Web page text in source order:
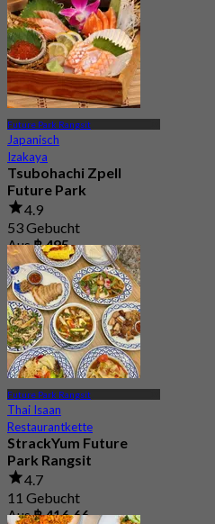
Future Park Rangsit
Japanisch
Izakaya
Tsubohachi Zpell
Future Park
4.9
53 Gebucht
Aus฿ 495
Future Park Rangsit
Thai Isaan
Restaurantkette
StrackYum Future
Park Rangsit
4.7
11 Gebucht
Aus฿ 416.66